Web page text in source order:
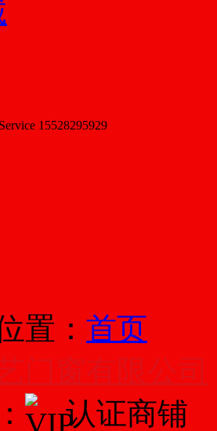
15528295929
置： 首页
认证商铺